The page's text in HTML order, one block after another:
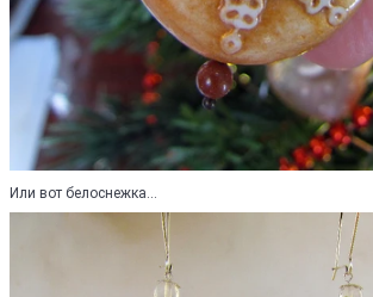
Или вот белоснежка...